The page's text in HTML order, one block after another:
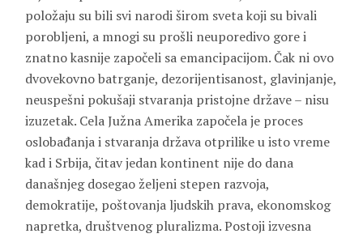
položaju su bili svi narodi širom sveta koji su bivali
porobljeni, a mnogi su prošli neuporedivo gore i
znatno kasnije započeli sa emancipacijom. Čak ni ovo
dvovekovno batrganje, dezorijentisanost, glavinjanje,
neuspešni pokušaji stvaranja pristojne države – nisu
izuzetak. Cela Južna Amerika započela je proces
oslobađanja i stvaranja država otprilike u isto vreme
kad i Srbija, čitav jedan kontinent nije do dana
današnjeg dosegao željeni stepen razvoja,
demokratije, poštovanja ljudskih prava, ekonomskog
napretka, društvenog pluralizma. Postoji izvesna